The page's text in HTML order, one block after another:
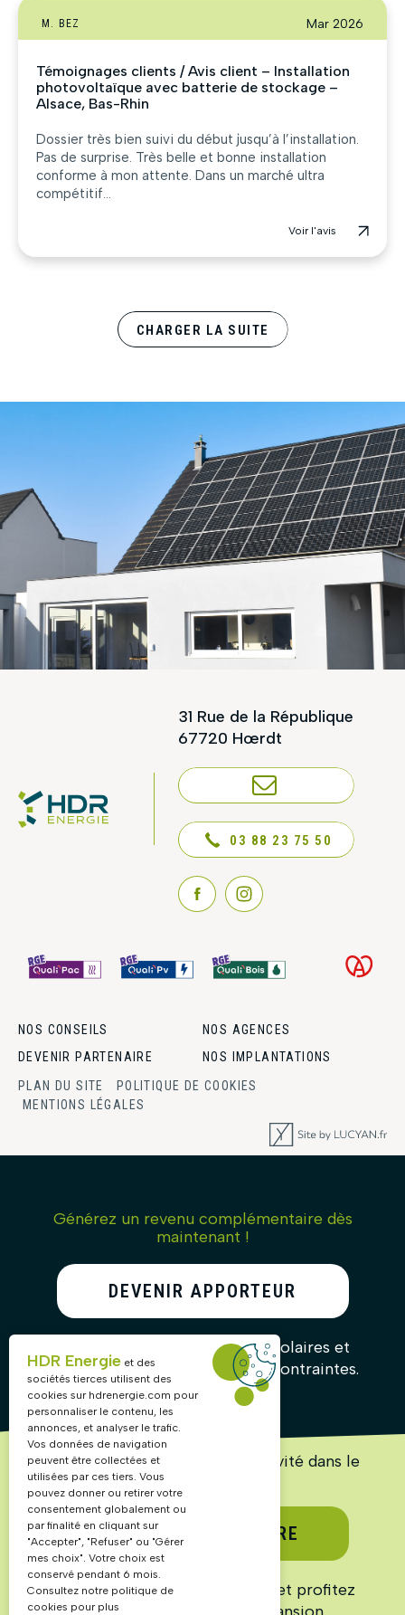
M. BEZ Mar 2026
Témoignages clients / Avis client – Installation
photovoltaïque avec batterie de stockage –
Alsace, Bas-Rhin
Dossier très bien suivi du début jusqu’à l’installation.
Pas de surprise. Très belle et bonne installation
conforme à mon attente. Dans un marché ultra
compétitif...
Voir l'avis
CHARGER LA SUITE
31 Rue de la République
67720 Hœrdt
NOUS CONTACTER
03 88 23 75 50
NOS CONSEILS
NOS AGENCES
DEVENIR PARTENAIRE
NOS IMPLANTATIONS
PLAN DU SITE
POLITIQUE DE COOKIES
MENTIONS LÉGALES
Générez un revenu complémentaire dès
maintenant !
DEVENIR APPORTEUR
D’AFFAIRES
Recommandez nos solutions solaires et
gagnez des commissions sans contraintes.
Lancez ou accélérez votre activité dans le
DEVENIR PARTENAIRE
Rejoignez un réseau structuré et profitez
HDR Energie et des
sociétés tierces utilisent des
cookies sur hdrenergie.com pour
personnaliser le contenu, les
annonces, et analyser le trafic.
Vos données de navigation
peuvent être collectées et
utilisées par ces tiers. Vous
pouvez donner ou retirer votre
consentement globalement ou
par finalité en cliquant sur
"Accepter", "Refuser" ou "Gérer
mes choix". Votre choix est
conservé pendant 6 mois.
Consultez notre politique de
cookies pour plus